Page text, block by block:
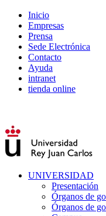
Inicio
Empresas
Prensa
Sede Electrónica
Contacto
Ayuda
intranet
tienda online
UNIVERSIDAD
Presentación
Órganos de
Órganos de